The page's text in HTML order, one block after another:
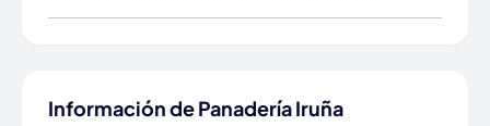
Información de Panadería Iruña